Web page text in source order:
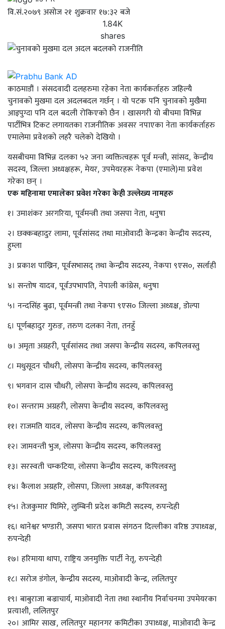
वि.सं.२०७९ असोज २१ शुक्रवार १७:३२ बजे
1.84K
shares
काठमाडौं । संसदवादी दलहरुमा रहेका नेता कार्यकर्ताहरु जहिल्यै
चुनावको मुखमा दल अदलबदल गर्छन् । यो पटक पनि चुनावको मुखैमा
आइपुग्दा पनि दल बदली रोकिएको छैन । खासगरी यो बीचमा विभिन्न
पार्टीभित्र टिकट लगायतका राजनीतिक अवसर नपाएका नेता कार्यकर्ताहरु
एमालेमा प्रवेशको लहरै चलेको देखियो ।
यसबीचमा विभिन्न दलका ५२ जना व्यक्तित्वहरू पूर्व मन्त्री, सांसद, केन्द्रीय
सदस्य, जिल्ला अध्यक्षहरू, मेयर, उपमेयरहरू नेकपा (एमाले)मा प्रवेश
गरेका छन् ।
एक महिनामा एमालेका प्रवेश गरेका केही उल्लेख्य नामहरु
१। उमाशंकर अरगरिया, पूर्वमन्त्री तथा जसपा नेता, धनुषा
२। छक्कबहादुर लामा, पूर्वसांसद तथा माओवादी केन्द्रका केन्द्रीय सदस्य,
हुम्ला
३। प्रकाश पाख्रिन, पूर्वसभासद् तथा केन्द्रीय सदस्य, नेकपा ९एस०, सर्लाही
४। सन्तोष यादव, पूर्वउपभापति, नेपाली कांग्रेस, धनुषा
५। नन्दसिंह बुढा, पूर्वमन्त्री तथा नेकपा ९एस० जिल्ला अध्यक्ष, डोल्पा
६। पूर्णबहादुर गुरुङ, तरुण दलका नेता, तनहुँ
७। अमृता अग्रहरी, पूर्वसांसद तथा जसपा केन्द्रीय सदस्य, कपिलवस्तु
८। मधुसूदन चौधरी, लोसपा केन्द्रीय सदस्य, कपिलवस्तु
९। भगवान दास चौधरी, लोसपा केन्द्रीय सदस्य, कपिलवस्तु
१०। सन्तराम अग्रहरी, लोसपा केन्द्रीय सदस्य, कपिलवस्तु
११। राजमति यादव, लोसपा केन्द्रीय सदस्य, कपिलवस्तु
१२। जामवन्ती भुज, लोसपा केन्द्रीय सदस्य, कपिलवस्तु
१३। सरस्वती चम्कटिया, लोसपा केन्द्रीय सदस्य, कपिलवस्तु
१४। कैलाश अग्रहरि, लोसपा, जिल्ला अध्यक्ष, कपिलवस्तु
१५। तेजकुमार घिमिरे, लुम्बिनी प्रदेश कमिटी सदस्य, रुपन्देही
१६। थानेश्वर भण्डारी, जसपा भारत प्रवास संगठन दिल्लीका वरिष्ठ उपाध्यक्ष,
रुपन्देही
१७। हरिमाया थापा, राष्ट्रिय जनमुक्ति पार्टी नेतृ, रुपन्देही
१८। सरोज डंगोल, केन्द्रीय सदस्य, माओवादी केन्द्र, ललितपुर
१९। बाबुराजा बज्राचार्य, माओवादी नेता तथा स्थानीय निर्वाचनमा उपमेयरका
प्रत्याशी, ललितपुर
२०। आमिर साखः, ललितपुर महानगर कमिटीका उपाध्यक्ष, माओवादी केन्द्र